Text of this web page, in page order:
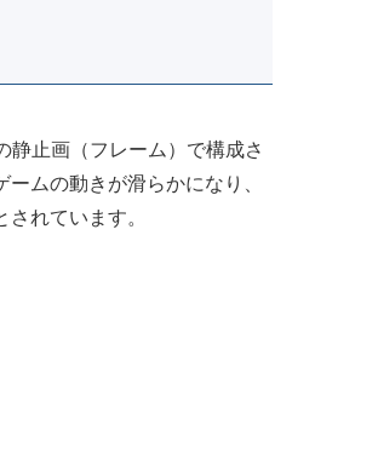
静止画（フレーム）で構成さ
ムの動きが滑らかになり、
れています。